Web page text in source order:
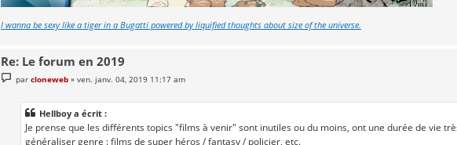
I wanna be sexy like a tiger in a Bugatti powered by liquified thoughts about size of the universe.
Re: Le forum en 2019
e
par cloneweb» ven. janv. 04, 2019 11:17 am
Hellboy a écrit :
Je prense que les différents topics "films à venir" sont inutiles ou du moins, ont une durée de vie
généraliser genre : films de super héros / fantasy / policier, etc.